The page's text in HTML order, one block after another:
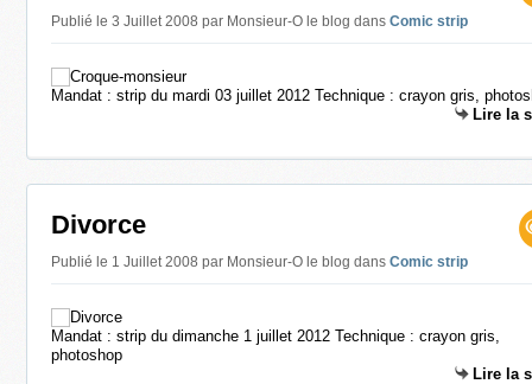
Publié le 3 Juillet 2008 par Monsieur-O le blog dans Comic strip
Mandat : strip du mardi 03 juillet 2012 Technique : crayon gris,
Lire la
Divorce
Publié le 1 Juillet 2008 par Monsieur-O le blog dans Comic strip
Mandat : strip du dimanche 1 juillet 2012 Technique : crayon gris,
photoshop
Lire la